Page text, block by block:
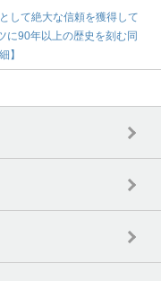
して絶大な信頼を獲得して
に90年以上の歴史を刻む同
】